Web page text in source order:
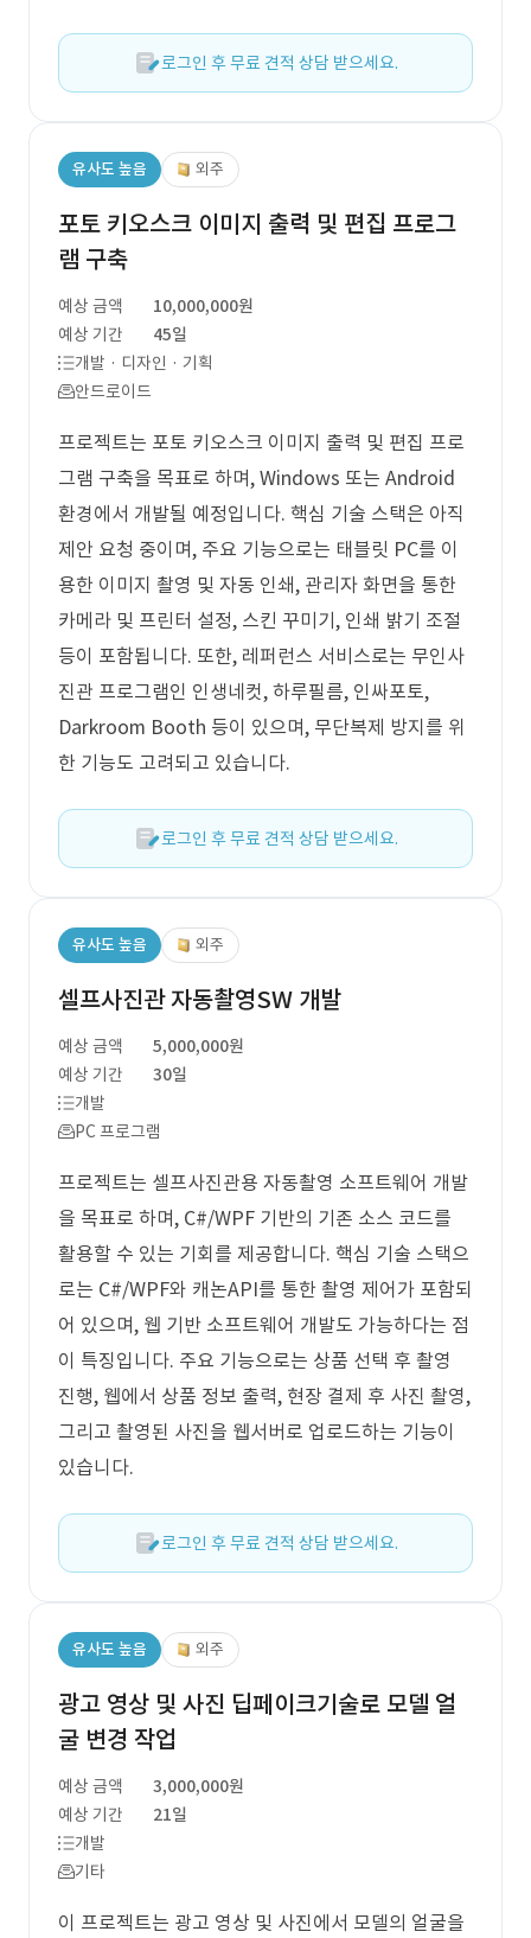
로그인 후 무료 견적 상담 받으세요.
유사도 높음 외주
포토 키오스크 이미지 출력 및 편집 프로그
램 구축
예상 금액
10,000,000원
예상 기간
45일
개발 · 디자인 · 기획
안드로이드
프로젝트는 포토 키오스크 이미지 출력 및 편집 프로
그램 구축을 목표로 하며, Windows 또는 Android
환경에서 개발될 예정입니다. 핵심 기술 스택은 아직
제안 요청 중이며, 주요 기능으로는 태블릿 PC를 이
용한 이미지 촬영 및 자동 인쇄, 관리자 화면을 통한
카메라 및 프린터 설정, 스킨 꾸미기, 인쇄 밝기 조절
등이 포함됩니다. 또한, 레퍼런스 서비스로는 무인사
진관 프로그램인 인생네컷, 하루필름, 인싸포토,
Darkroom Booth 등이 있으며, 무단복제 방지를 위
한 기능도 고려되고 있습니다.
로그인 후 무료 견적 상담 받으세요.
유사도 높음 외주
셀프사진관 자동촬영SW 개발
예상 금액
5,000,000원
예상 기간
30일
개발
PC 프로그램
프로젝트는 셀프사진관용 자동촬영 소프트웨어 개발
을 목표로 하며, C#/WPF 기반의 기존 소스 코드를
활용할 수 있는 기회를 제공합니다. 핵심 기술 스택으
로는 C#/WPF와 캐논API를 통한 촬영 제어가 포함되
어 있으며, 웹 기반 소프트웨어 개발도 가능하다는 점
이 특징입니다. 주요 기능으로는 상품 선택 후 촬영
진행, 웹에서 상품 정보 출력, 현장 결제 후 사진 촬영,
그리고 촬영된 사진을 웹서버로 업로드하는 기능이
있습니다.
로그인 후 무료 견적 상담 받으세요.
유사도 높음 외주
광고 영상 및 사진 딥페이크기술로 모델 얼
굴 변경 작업
예상 금액
3,000,000원
예상 기간
21일
개발
기타
이 프로젝트는 광고 영상 및 사진에서 모델의 얼굴을